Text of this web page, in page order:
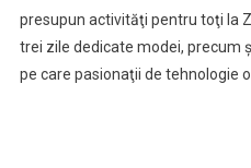
presupun activităţi pentru toţi la
trei zile dedicate modei, precum
pe care pasionaţii de tehnologie